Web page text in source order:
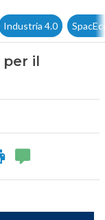
Industria 4.0
per il